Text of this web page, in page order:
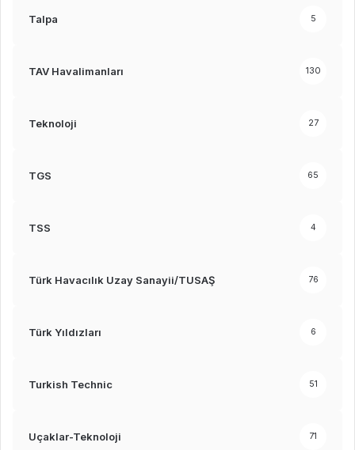
Talpa 5
TAV Havalimanları 130
Teknoloji 27
TGS 65
TSS 4
Türk Havacılık Uzay Sanayii/TUSAŞ 76
Türk Yıldızları 6
Turkish Technic 51
Uçaklar-Teknoloji 71